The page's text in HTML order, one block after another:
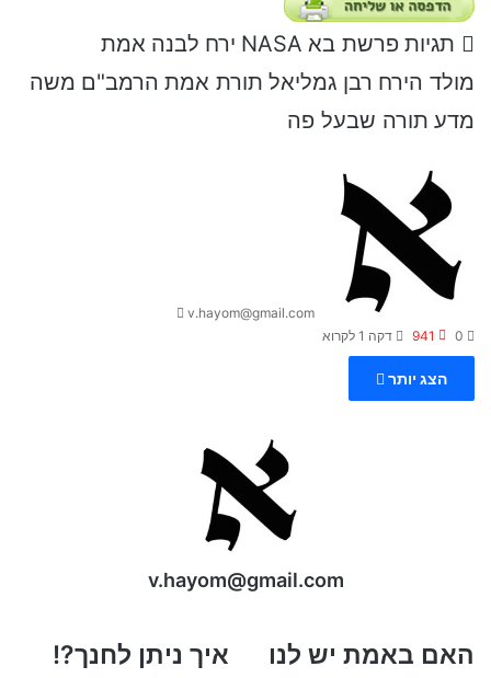
תגיות פרשת בא NASA ירח לבנה אמת
מולד הירח רבן גמליאל תורת אמת הרמב"ם משה
מדע תורה שבעל פה
v.hayom@gmail.com
0
941 דקה 1 לקרוא
הצג יותר
v.hayom@gmail.com
ה
האם באמת יש לנו
אאיך ניתן לחנך?!